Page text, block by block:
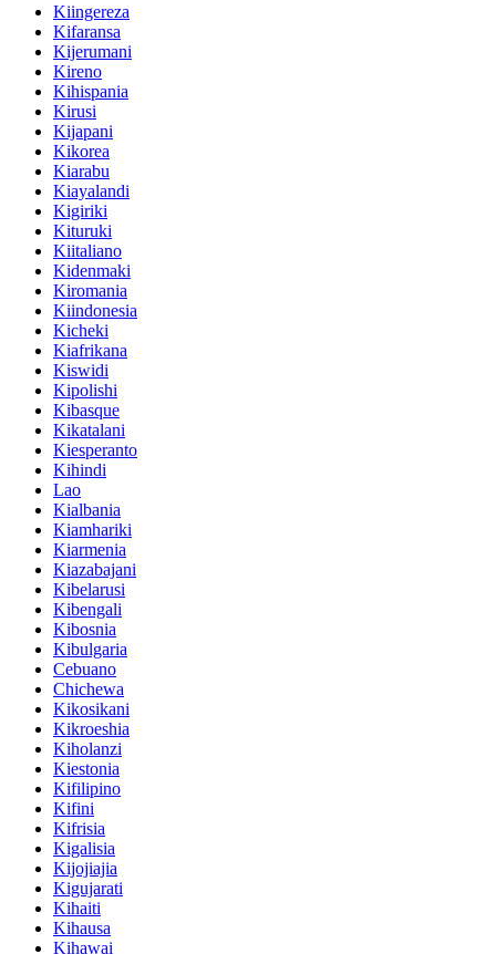
Kiingereza
Kifaransa
Kijerumani
Kireno
Kihispania
Kirusi
Kijapani
Kikorea
Kiarabu
Kiayalandi
Kigiriki
Kituruki
Kiitaliano
Kidenmaki
Kiromania
Kiindonesia
Kicheki
Kiafrikana
Kiswidi
Kipolishi
Kibasque
Kikatalani
Kiesperanto
Kihindi
Lao
Kialbania
Kiamhariki
Kiarmenia
Kiazabajani
Kibelarusi
Kibengali
Kibosnia
Kibulgaria
Cebuano
Chichewa
Kikosikani
Kikroeshia
Kiholanzi
Kiestonia
Kifilipino
Kifini
Kifrisia
Kigalisia
Kijojiajia
Kigujarati
Kihaiti
Kihausa
Kihawai